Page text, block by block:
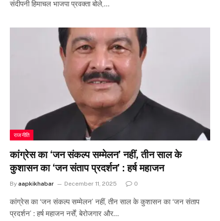
संदीपनी हिमाचल भाजपा प्रवक्ता बोले,…
राजनीति
कांग्रेस का ‘जन संकल्प सम्मेलन’ नहीं, तीन साल के
कुशासन का ‘जन संताप प्रदर्शन’ : हर्ष महाजन
By aapkikhabar December 11, 2025 0
कांग्रेस का ‘जन संकल्प सम्मेलन’ नहीं, तीन साल के कुशासन का ‘जन संताप
प्रदर्शन’ : हर्ष महाजन नर्सें, बेरोजगार और…